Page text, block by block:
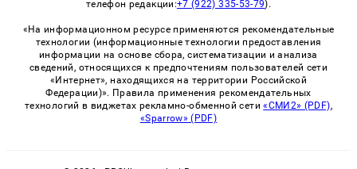
телефон редакции:+7 (922) 335-53-79).
«На информационном ресурсе применяются рекомендательные
технологии (информационные технологии предоставления
информации на основе сбора, систематизации и анализа
сведений, относящихся к предпочтениям пользователей сети
«Интернет», находящихся на территории Российской
Федерации)». Правила применения рекомендательных
технологий в виджетах рекламно-обменной сети«СМИ2» (PDF),
«Sparrow» (PDF)